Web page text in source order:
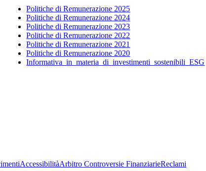
Politiche di Remunerazione 2025
Politiche di Remunerazione 2024
Politiche di Remunerazione 2023
Politiche di Remunerazione 2022
Politiche di Remunerazione 2021
Politiche di Remunerazione 2020
Informativa_in_materia_di_investimenti_sostenibili_ESG
AccessibilitàArbitro Controversie FinanziarieReclami